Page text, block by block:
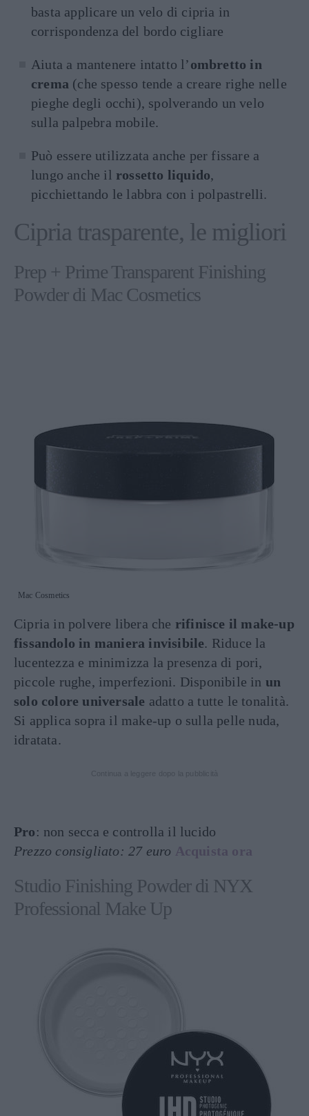
basta applicare un velo di cipria in
corrispondenza del bordo cigliare
Aiuta a mantenere intatto l’ombretto in
crema (che spesso tende a creare righe nelle
pieghe degli occhi), spolverando un velo
sulla palpebra mobile.
Può essere utilizzata anche per fissare a
lungo anche il rossetto liquido,
picchiettando le labbra con i polpastrelli.
Cipria trasparente, le migliori
Prep + Prime Transparent Finishing
Powder di Mac Cosmetics
Mac Cosmetics
Cipria in polvere libera che rifinisce il make-up
fissandolo in maniera invisibile. Riduce la
lucentezza e minimizza la presenza di pori,
piccole rughe, imperfezioni. Disponibile in un
solo colore universale adatto a tutte le tonalità.
Si applica sopra il make-up o sulla pelle nuda,
idratata.
Pro: non secca e controlla il lucido
Prezzo consigliato: 27 euro Acquista ora
Studio Finishing Powder di NYX
Professional Make Up